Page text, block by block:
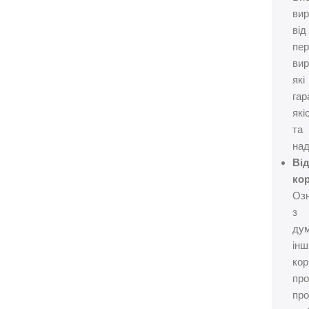
від
які
та
з
про